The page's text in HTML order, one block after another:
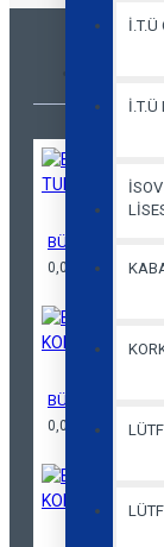
İ.T.Ü
İ.T.Ü
BÜYÜK ESMA
0,00 TL
BÜYÜK ESMA
0,00 TL